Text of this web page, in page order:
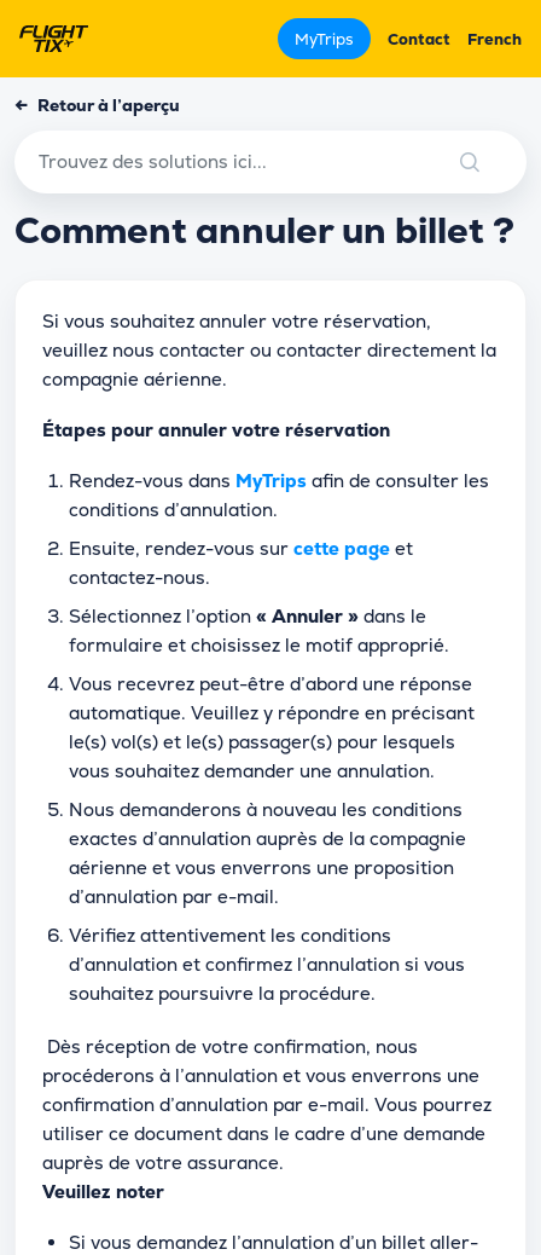
MyTrips Contact French
← Retour à l’aperçu
Comment annuler un billet ?
Si vous souhaitez annuler votre réservation,
veuillez nous contacter ou contacter directement la
compagnie aérienne.
Étapes pour annuler votre réservation
Rendez-vous dans MyTrips afin de consulter les
conditions d’annulation.
Ensuite, rendez-vous sur cette page et
contactez-nous.
Sélectionnez l’option « Annuler » dans le
formulaire et choisissez le motif approprié.
Vous recevrez peut-être d’abord une réponse
automatique. Veuillez y répondre en précisant
le(s) vol(s) et le(s) passager(s) pour lesquels
vous souhaitez demander une annulation.
Nous demanderons à nouveau les conditions
exactes d’annulation auprès de la compagnie
aérienne et vous enverrons une proposition
d’annulation par e-mail.
Vérifiez attentivement les conditions
d’annulation et confirmez l’annulation si vous
souhaitez poursuivre la procédure.
Dès réception de votre confirmation, nous
procéderons à l’annulation et vous enverrons une
confirmation d’annulation par e-mail. Vous pourrez
utiliser ce document dans le cadre d’une demande
auprès de votre assurance.
Veuillez noter
Si vous demandez l’annulation d’un billet aller-